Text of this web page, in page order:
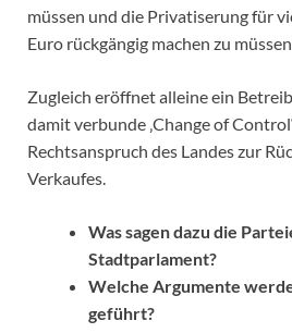
müssen und die Privatiserung für
Euro rückgängig machen zu müssen.
Zugleich eröffnet alleine ein
damit verbunde ‚Change of
Rechtsanspruch des Landes zur
Verkaufes.
Was sagen dazu die
Stadtparlament?
Welche Argumente
geführt?